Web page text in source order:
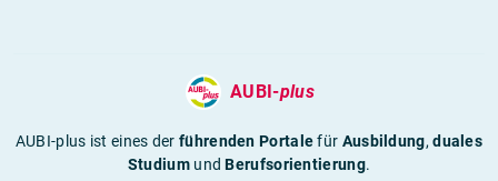
AUBI-plus
AUBI-plus ist eines derführenden Portalefür Ausbildung,duales
StudiumundBerufsorientierung.